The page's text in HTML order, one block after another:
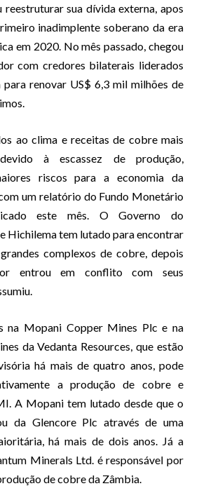
reestruturar sua dívida externa, apos
inadimplente soberano da era
em 2020. No mês passado, chegou
com credores bilaterais liderados
para renovar US$ 6,3 mil milhões de
ao clima e receitas de cobre mais
à escassez de produção,
riscos para a economia da
um relatório do Fundo Monetário
este mês. O Governo do
Hichilema tem lutado para encontrar
complexos de cobre, depois
entrou em conflito com seus
na Mopani Copper Mines Plc e na
da Vedanta Resources, que estão
há mais de quatro anos, pode
a produção de cobre e
A Mopani tem lutado desde que o
da Glencore Plc através de uma
há mais de dois anos. Já a
Minerals Ltd. é responsável por
de cobre da Zâmbia.